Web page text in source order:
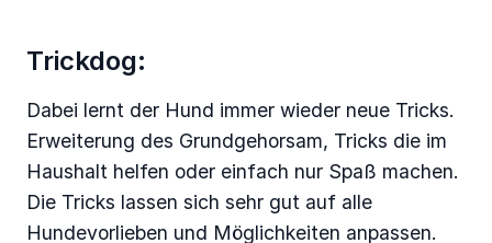
Trickdog:
Dabei lernt der Hund immer wieder neue Tricks.
Erweiterung des Grundgehorsam, Tricks die im
Haushalt helfen oder einfach nur Spaß machen.
Die Tricks lassen sich sehr gut auf alle
Hundevorlieben und Möglichkeiten anpassen.